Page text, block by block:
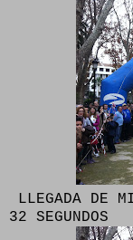
LLEGADA DE
32 SEGUNDOS